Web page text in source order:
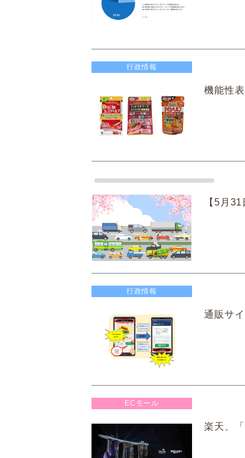
行政情報
機能性
【5月
行政情報
通販サ
ECモール
楽天、